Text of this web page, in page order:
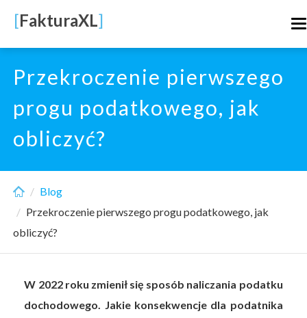
main
content
[FakturaXL]
Przekroczenie pierwszego
progu podatkowego, jak
obliczyć?
Blog
Przekroczenie pierwszego progu podatkowego, jak
obliczyć?
W 2022 roku zmienił się sposób naliczania podatku
dochodowego. Jakie konsekwencje dla podatnika